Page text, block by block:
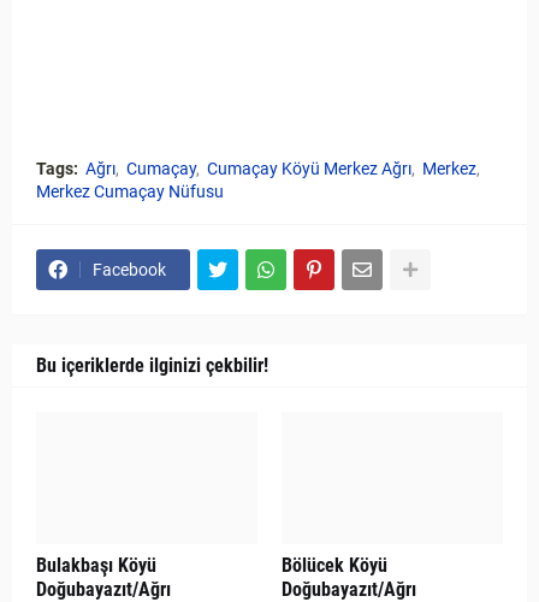
Tags: Ağrı Cumaçay Cumaçay Köyü Merkez Ağrı
Merkez
Merkez Cumaçay Nüfusu
Facebook
Bu içeriklerde ilginizi çekbilir!
Bulakbaşı Köyü
Doğubayazıt/Ağrı
Bölücek Köyü
Doğubayazıt/Ağrı